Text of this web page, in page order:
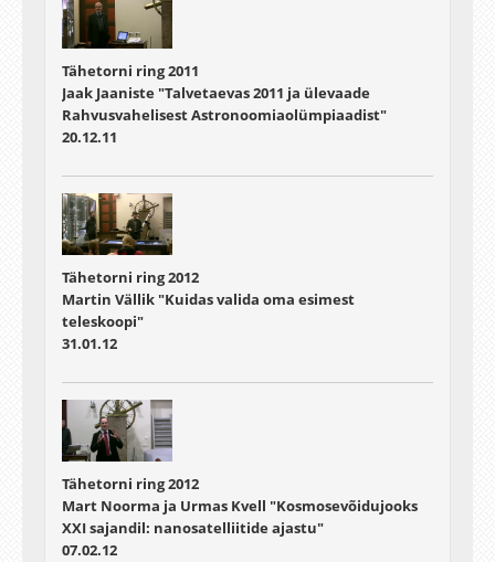
Tähetorni ring 2011
Jaak Jaaniste "Talvetaevas 2011 ja ülevaade
Rahvusvahelisest Astronoomiaolümpiaadist"
20.12.11
Tähetorni ring 2012
Martin Vällik "Kuidas valida oma esimest
teleskoopi"
31.01.12
Tähetorni ring 2012
Mart Noorma ja Urmas Kvell "Kosmosevõidujooks
XXI sajandil: nanosatelliitide ajastu"
07.02.12